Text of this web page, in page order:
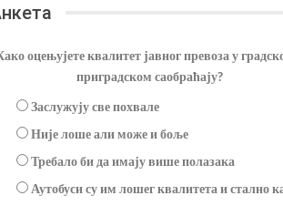
оцењујете квалитет јавног превоза у
приградском саобраћају?
Заслужују све похвале
Није лоше али може и боље
Требало би да имају више полазака
Аутобуси су им лошег квалитета и стално